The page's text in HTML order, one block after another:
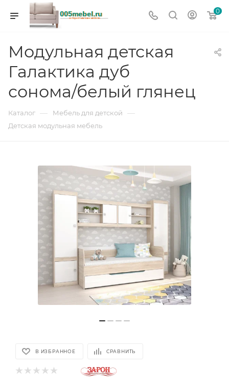
0
Модульная детская
Галактика дуб
сонома/белый глянец
Каталог — Мебель для детской —
Детская модульная мебель
В ИЗБРАННОЕ СРАВНИТЬ